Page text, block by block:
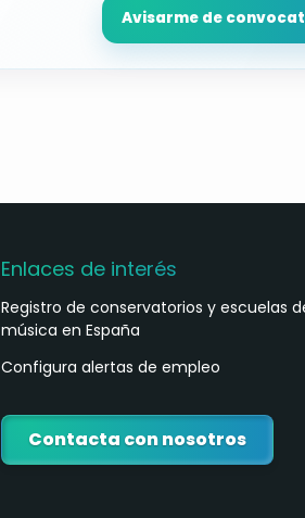
Avisarme de
Enlaces de interés
Registro de conservatorios y escuelas
música en España
Configura alertas de empleo
Contacta con nosotros